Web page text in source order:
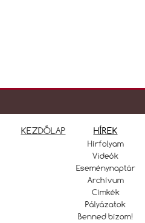
KEZDŐLAP HÍREK
Hírfolyam
Videók
Eseménynaptár
Archívum
Címkék
Pályázatok
Benned bízom!